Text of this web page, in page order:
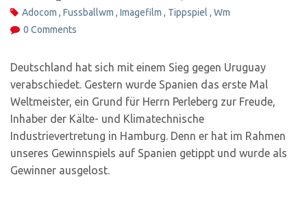
Adocom , Fussballwm , Imagefilm , Tippspiel , Wm
0 Comments
Deutschland hat sich mit einem Sieg gegen Uruguay
verabschiedet. Gestern wurde Spanien das erste Mal
Weltmeister, ein Grund für Herrn Perleberg zur Freude,
Inhaber der Kälte- und Klimatechnische
Industrievertretung in Hamburg. Denn er hat im Rahmen
unseres Gewinnspiels auf Spanien getippt und wurde als
Gewinner ausgelost.